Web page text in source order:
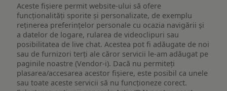
Aceste fișiere permit website-ului să ofere
funcționalități sporite și personalizate, de exemplu
reţinerea preferinţelor personale cu ocazia navigării și
a datelor de logare, rularea de videoclipuri sau
posibilitatea de live chat. Acestea pot fi adăugate de noi
sau de furnizori terți ale căror servicii le-am adăugat pe
paginile noastre (Vendor-i). Dacă nu permiteți
plasarea/accesarea acestor fișiere, este posibil ca unele
sau toate aceste servicii să nu funcționeze corect.